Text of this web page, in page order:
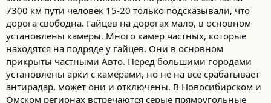
7300 км пути человек 15-20 только подсказывали, что
дорога свободна. Гайцев на дорогах мало, в основном
установлены камеры. Много камер частных, которые
находятся на подряде у гайцев. Они в основном
прикрыты частными Авто. Перед большими городами
установлены арки с камерами, но не на все срабатывает
антирадар, может они и отключены. В Новосибирском и
Омском регионах встречаются серые прямоугольные